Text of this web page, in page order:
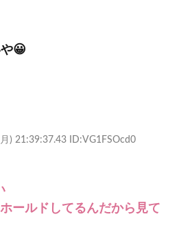
😀
) 21:39:37.43 ID:VG1FSOcd0
ールドしてるんだから見て